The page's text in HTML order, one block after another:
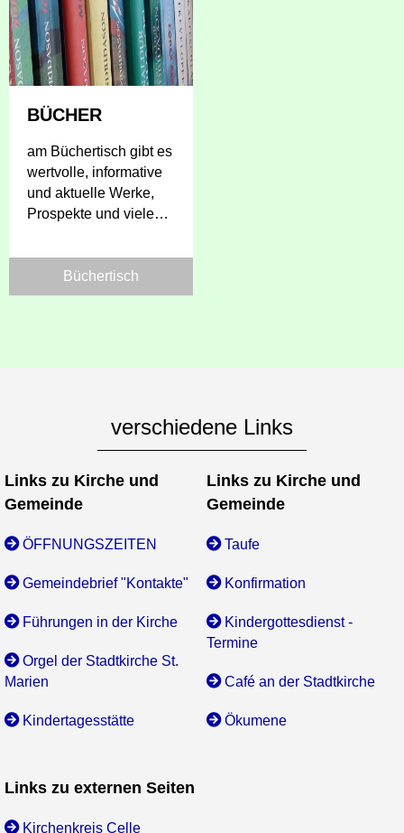
BÜCHER
am Büchertisch gibt es
wertvolle, informative
und aktuelle Werke,
Prospekte und vieles
Büchertisch
verschiedene Links
Links zu Kirche und
Gemeinde
ÖFFNUNGSZEITEN
Gemeindebrief "Kontakte"
Führungen in der Kirche
Orgel der Stadtkirche St.
Marien
Kindertagesstätte
Links zu Kirche und
Gemeinde
Taufe
Konfirmation
Kindergottesdienst -
Termine
Café an der Stadtkirche
Ökumene
Links zu externen Seiten
Kirchenkreis Celle